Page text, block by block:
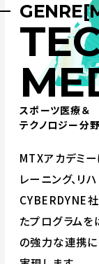
スポーツ医療＆
テクノロジー分野
MTXアカデミ
レーニング、リ
CYBERDYNE
たプログラムを
の強力な連携に